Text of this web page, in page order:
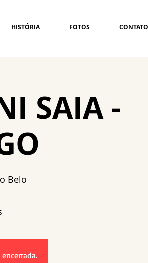
HISTÓRIA FOTOS CONTATO
SAIA -
Belo